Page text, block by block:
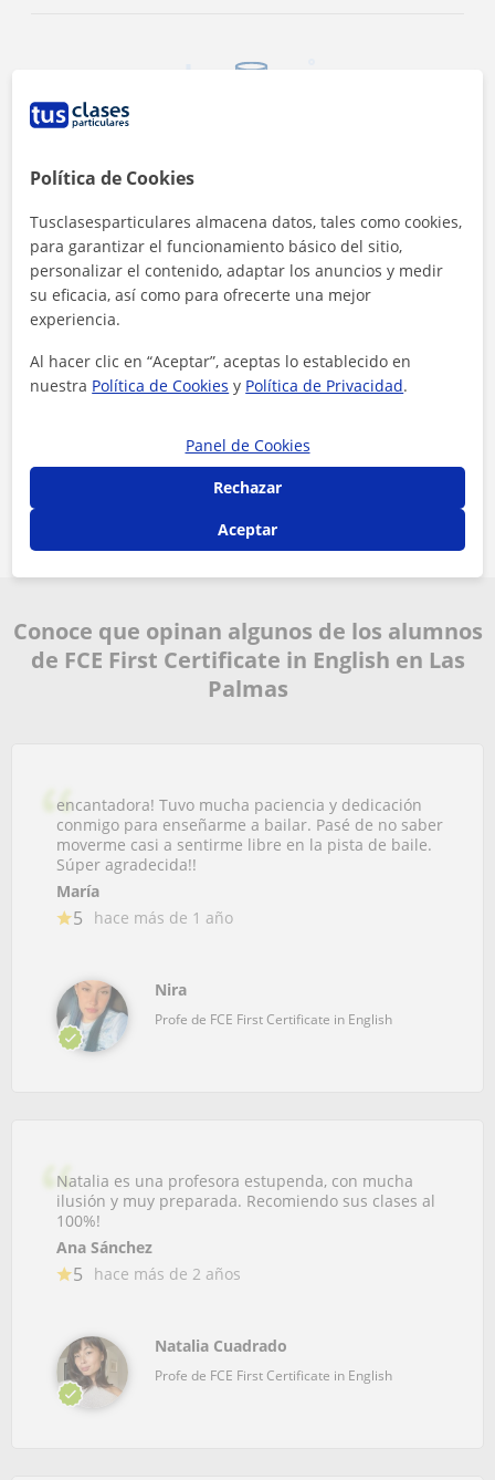
Certificate in English
<4h
Es el tiempo medio de respuesta a las
solicitudes
Conoce que opinan algunos de los alumnos
de FCE First Certificate in English en Las
Palmas
encantadora! Tuvo mucha paciencia y dedicación
conmigo para enseñarme a bailar. Pasé de no saber
moverme casi a sentirme libre en la pista de baile.
Súper agradecida!!
María
5 hace más de 1 año
Nira
Profe de FCE First Certificate in English
Natalia es una profesora estupenda, con mucha
ilusión y muy preparada. Recomiendo sus clases al
100%!
Ana Sánchez
5 hace más de 2 años
Natalia Cuadrado
Profe de FCE First Certificate in English
Política de Cookies
Tusclasesparticulares almacena datos, tales como cookies,
para garantizar el funcionamiento básico del sitio,
personalizar el contenido, adaptar los anuncios y medir
su eficacia, así como para ofrecerte una mejor
experiencia.
Al hacer clic en “Aceptar”, aceptas lo establecido en
nuestra Política de Cookies y Política de Privacidad.
Panel de Cookies
Rechazar
Aceptar